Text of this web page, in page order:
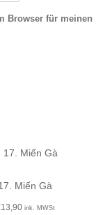
Browser für meinen
Miến Gà
13,90 ink. MWSt